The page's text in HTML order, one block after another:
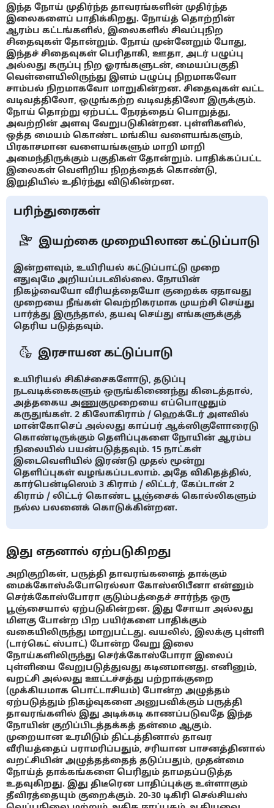
இந்த நோய் முதிர்ந்த தாவரங்களின் முதிர்ந்த
இலைகளைப் பாதிக்கிறது. நோய்த் தொற்றின்
ஆரம்ப கட்டங்களில், இலைகளில் சிவப்புநிற
சிதைவுகள் தோன்றும். நோய் முன்னேறும் போது,
இந்தச் சிதைவுகள் பெரிதாகி, ஊதா, அடர் பழுப்பு
அல்லது கருப்பு நிற ஓரங்களுடன், மையப்பகுதி
வெள்ளையிலிருந்து இளம் பழுப்பு நிறமாகவோ
சாம்பல் நிறமாகவோ மாறுகின்றன. சிதைவுகள் வட்ட
வடிவத்திலோ, ஒழுங்கற்ற வடிவத்திலோ இருக்கும்.
நோய் தொற்று ஏற்பட்ட நேரத்தைப் பொறுத்து,
அவற்றின் அளவு வேறுபடுகின்றன. புள்ளிகளில்,
ஒத்த மையம் கொண்ட மங்கிய வளையங்களும்,
பிரகாசமான வளையங்களும் மாறி மாறி
அமைந்திருக்கும் பகுதிகள் தோன்றும். பாதிக்கப்பட்ட
இலைகள் வெளிறிய நிறத்தைக் கொண்டு,
இறுதியில் உதிர்ந்து விடுகின்றன.
பரிந்துரைகள்
இயற்கை முறையிலான கட்டுப்பாடு
இன்றளவும், உயிரியல் கட்டுப்பாட்டு முறை
எதுவுமே அறியப்படவில்லை. நோயின்
நிகழ்வையோ வீரியத்தையோ குறைக்க ஏதாவது
முறையை நீங்கள் வெற்றிகரமாக முயற்சி செய்து
பார்த்து இருந்தால், தயவு செய்து எங்களுக்குத்
தெரிய படுத்தவும்.
இரசாயன கட்டுப்பாடு
உயிரியல் சிகிச்சைகளோடு, தடுப்பு
நடவடிக்கைகளும் ஒருங்கிணைந்து கிடைத்தால்,
அத்தகைய அணுகுமுறையை எப்பொழுதும்
கருதுங்கள். 2 கிலோகிராம் / ஹெக்டேர் அளவில்
மான்கோசெப் அல்லது காப்பர் ஆக்ஸிகுளோரைடு
கொண்டிருக்கும் தெளிப்புகளை நோயின் ஆரம்ப
நிலையில் பயன்படுத்தவும். 15 நாட்கள்
இடைவெளியில் இரண்டு முதல் மூன்று
தெளிப்புகள் வழங்கப்படலாம். அதே விகிதத்தில்,
கார்பென்டிஸெம் 3 கிராம் / லிட்டர், கேப்டான் 2
கிராம் / லிட்டர் கொண்ட பூஞ்சைக் கொல்லிகளும்
நல்ல பலனைக் கொடுக்கின்றன.
இது எதனால் ஏற்படுகிறது
அறிகுறிகள், பருத்தி தாவரங்களைத் தாக்கும்
மைக்கோஸ்ஃபோரெல்லா கோஸ்ஸிபீனா என்னும்
செர்க்கோஸ்போரா குடும்பத்தைச் சார்ந்த ஒரு
பூஞ்சையால் ஏற்படுகின்றன. இது சோயா அல்லது
மிளகு போன்ற பிற பயிர்களை பாதிக்கும்
வகையிலிருந்து மாறுபட்டது. வயலில், இலக்கு புள்ளி
(டார்கெட் ஸ்பாட்) போன்ற வேறு இலை
நோய்களிலிருந்து செர்க்கோஸ்போரா இலைப்
புள்ளியை வேறுபடுத்துவது கடினமானது. எனினும்,
வறட்சி அல்லது ஊட்டச்சத்து பற்றாக்குறை
(முக்கியமாக பொட்டாசியம்) போன்ற அழுத்தம்
ஏற்படுத்தும் நிகழ்வுகளை அனுபவிக்கும் பருத்தி
தாவரங்களில் இது அடிக்கடி காணப்படுவதே இந்த
நோயின் குறிப்பிடத்தக்கத் தன்மை ஆகும்.
முறையான உரமிடும் திட்டத்தினால் தாவர
வீரியத்தைப் பராமரிப்பதும், சரியான பாசனத்தினால்
வறட்சியின் அழுத்தத்தைத் தடுப்பதும், முதன்மை
நோய்த் தாக்கங்களை பெரிதும் தாமதப்படுத்த
உதவுகிறது. இது திடீரென பாதிப்புக்கு உள்ளாகும்
தீவிரத்தையும் குறைக்கும். 20-30 டிகிரி செல்சியஸ்